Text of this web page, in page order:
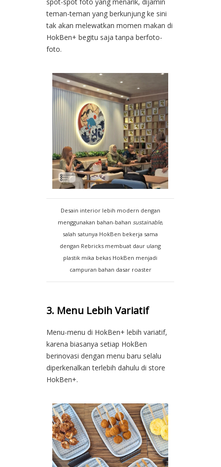
teman-teman yang berkunjung ke sini
tak akan melewatkan momen makan di
HokBen+ begitu saja tanpa berfoto-
foto.
Desain interior lebih modern dengan
menggunakan bahan-bahan sustainable,
salah satunya HokBen bekerja sama
dengan Rebricks membuat daur ulang
plastik mika bekas HokBen menjadi
campuran bahan dasar roaster
3. Menu Lebih Variatif
Menu-menu di HokBen+ lebih variatif,
karena biasanya setiap HokBen
berinovasi dengan menu baru selalu
diperkenalkan terlebih dahulu di store
HokBen+.